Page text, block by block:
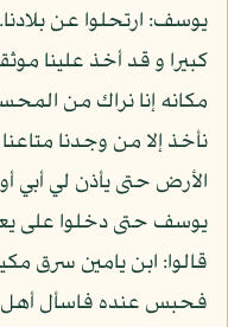
يوسف: ارتحلوا عن بلادنا.
كبيرا و قد أخذ علينا
مكانه إنا نراك من
نأخذ إلا من وجدنا
الأرض حتى يأذن لي أبي
يوسف حتى دخلوا على
قالوا: ابن يامين سرق
فحبس عنده فاسأل أهل